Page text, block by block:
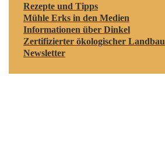
Rezepte und Tipps
Mühle Erks in den Medien
Informationen über Dinkel
Zertifizierter ökologischer Landbau
Newsletter